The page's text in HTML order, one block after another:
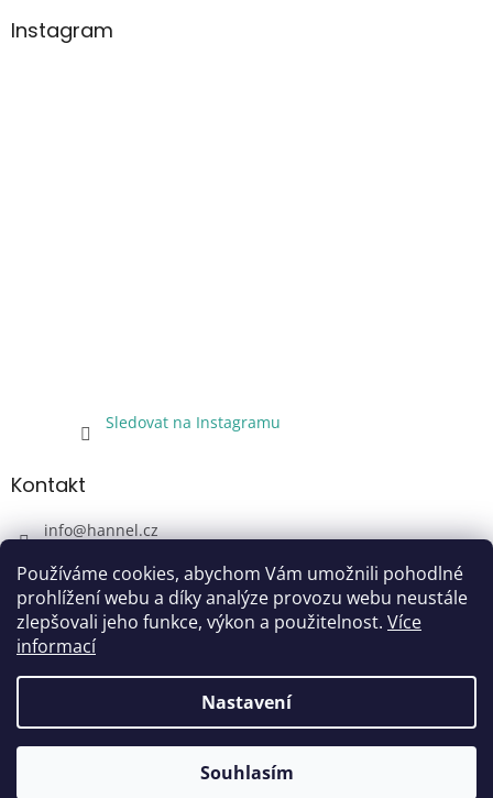
Používáme cookies, abychom Vám umožnili pohodlné
prohlížení webu a díky analýze provozu webu neustále
zlepšovali jeho funkce, výkon a použitelnost. Více
informací
Nastavení
Souhlasím
Instagram
Sledovat na Instagramu
Kontakt
info@hannel.cz
+420733345621
Sledujte nás!
hannel.cz
Vytvořil Shoptet
Hannel. Všechna práva vyhrazena.